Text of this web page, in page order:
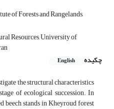
of Forests and Rangelands,
Resources, University of
چکیده
English
the structural characteristics
of ecological succession. In
beech stands in Kheyroud forest